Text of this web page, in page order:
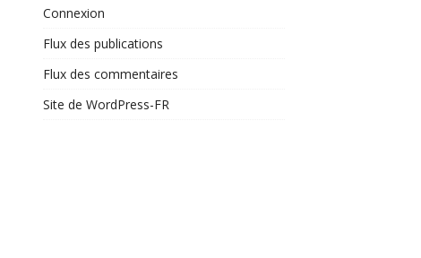
Connexion
Flux des publications
Flux des commentaires
Site de WordPress-FR